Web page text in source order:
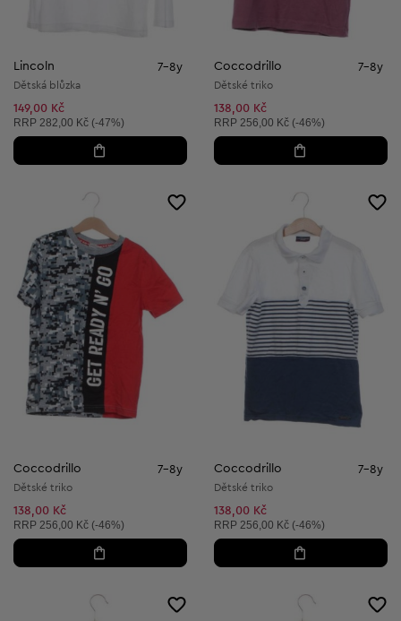
Lincoln 7-8y
Dětská blůzka
149,00 Kč
Doporučená cena:
RRP 282,00 Kč (-47%)
Coccodrillo 7-8y
Dětské triko
138,00 Kč
Doporučená cena:
RRP 256,00 Kč (-46%)
Coccodrillo 7-8y
Dětské triko
138,00 Kč
Doporučená cena:
RRP 256,00 Kč (-46%)
Coccodrillo 7-8y
Dětské triko
138,00 Kč
Doporučená cena:
RRP 256,00 Kč (-46%)